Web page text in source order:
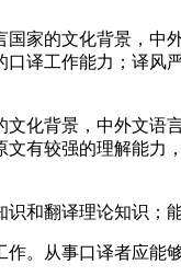
的文化背景，中
译工作能力；译
背景，中外文语
有较强的理解能
翻译理论知识；
从事口译者应能